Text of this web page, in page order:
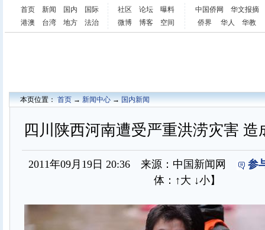
首页 新闻 国内
国际
港澳
台湾 地方 法治
社区 论坛
曝料
微博
博客 空间
中国侨网
华文报摘
侨界
华人 华教
本页位置：首页→新闻中心→国内新闻
四川陕西河南遭受严重洪涝灾害 造
2011年09月19日 20:36 来源：中国新闻网
参
体： ↑大 ↓小】